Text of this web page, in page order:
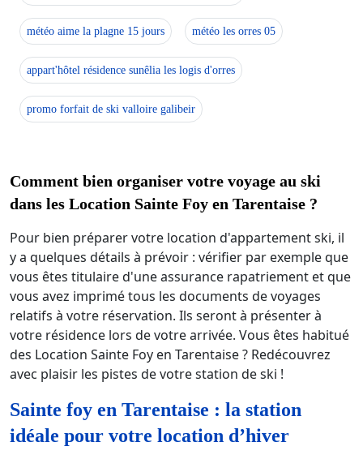
météo aime la plagne 15 jours météo les orres 05
appart'hôtel résidence sunêlia les logis d'orres
promo forfait de ski valloire galibeir
Comment bien organiser votre voyage au ski
dans les Location Sainte Foy en Tarentaise ?
Pour bien préparer votre location d'appartement ski, il
y a quelques détails à prévoir : vérifier par exemple que
vous êtes titulaire d'une assurance rapatriement et que
vous avez imprimé tous les documents de voyages
relatifs à votre réservation. Ils seront à présenter à
votre résidence lors de votre arrivée. Vous êtes habitué
des Location Sainte Foy en Tarentaise ? Redécouvrez
avec plaisir les pistes de votre station de ski !
Sainte foy en Tarentaise : la station
idéale pour votre location d’hiver